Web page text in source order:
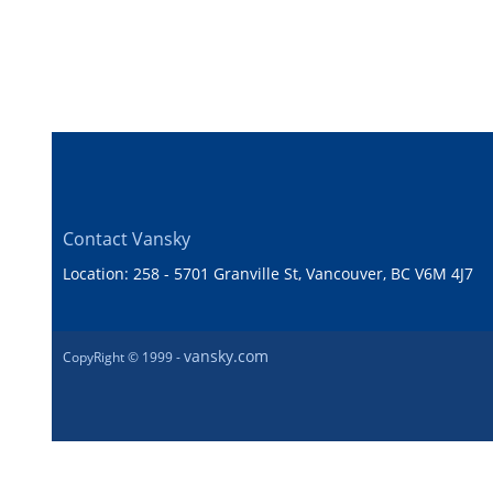
Contact Vansky
Location: 258 - 5701 Granville St, Vancouver, BC V6M 4J7
CopyRight © 1999 -vansky.com